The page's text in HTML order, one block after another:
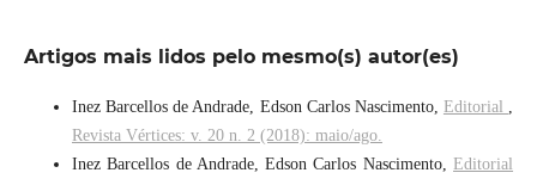
Artigos mais lidos pelo mesmo(s) autor(es)
Inez Barcellos de Andrade, Edson Carlos Nascimento, Editorial ,
Revista Vértices: v. 20 n. 2 (2018): maio/ago.
Inez Barcellos de Andrade, Edson Carlos Nascimento, Editorial